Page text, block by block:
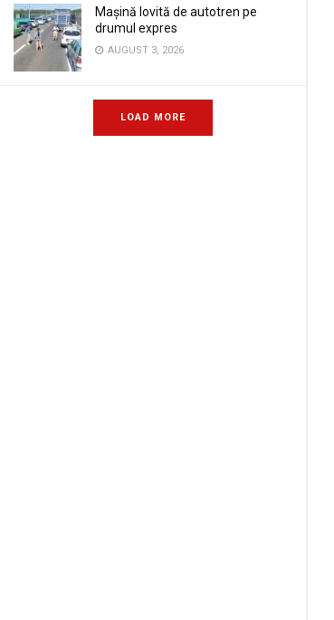
Mașină lovită de autotren pe
drumul expres
AUGUST 3, 2026
LOAD MORE